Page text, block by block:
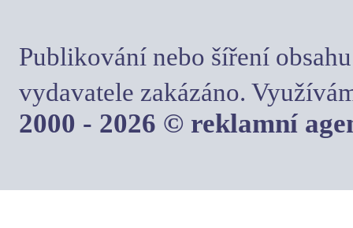
Publikování nebo šíření
vydavatele zakázáno.
2000 - 2026 © reklamní